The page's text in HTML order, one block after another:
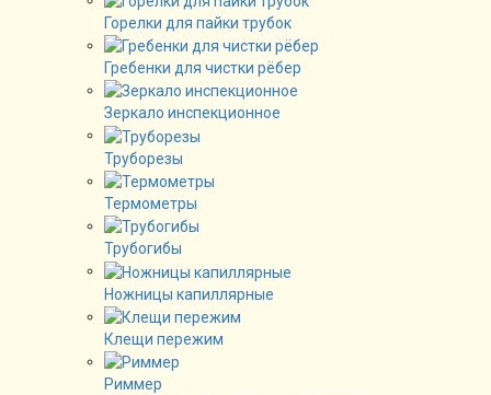
Горелки для пайки трубок
Гребенки для чистки рёбер
Зеркало инспекционное
Труборезы
Термометры
Трубогибы
Ножницы капиллярные
Клещи пережим
Риммер